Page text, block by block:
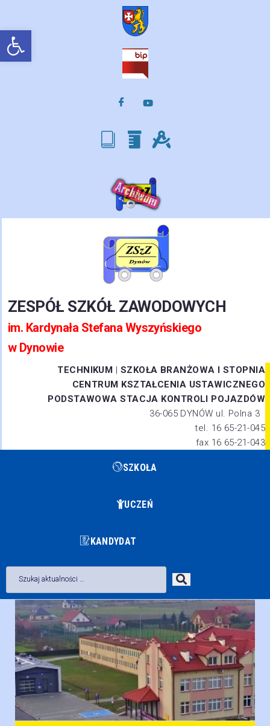
Otwórz pasek narzędzi
ZESPÓŁ SZKÓŁ ZAWODOWYCH
im. Kardynała Stefana Wyszyńskiego
w Dynowie
TECHNIKUM | SZKOŁA BRANŻOWA I STOPNIA
CENTRUM KSZTAŁCENIA USTAWICZNEGO
PODSTAWOWA STACJA KONTROLI POJAZDÓW
36-065 DYNÓW ul. Polna 3
tel. 16 65-21-045
fax 16 65-21-043
SZKOŁA
UCZEŃ
KANDYDAT